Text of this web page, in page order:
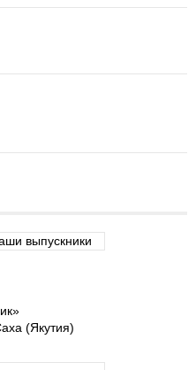
(Якутия)